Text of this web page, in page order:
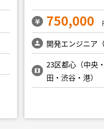
750,000
開発エンジニア
23区都心（中央
田・渋谷・港）